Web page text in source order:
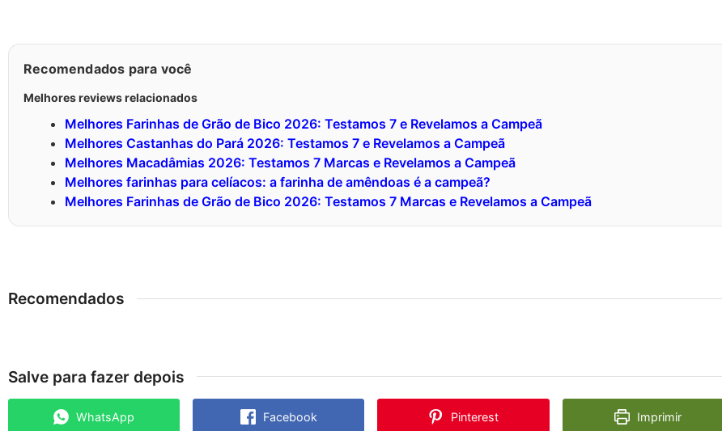
Recomendados para você
Melhores reviews relacionados
Melhores Farinhas de Grão de Bico 2026: Testamos 7 e Revelamos a Campeã
Melhores Castanhas do Pará 2026: Testamos 7 e Revelamos a Campeã
Melhores Macadâmias 2026: Testamos 7 Marcas e Revelamos a Campeã
Melhores farinhas para celíacos: a farinha de amêndoas é a campeã?
Melhores Farinhas de Grão de Bico 2026: Testamos 7 Marcas e Revelamos a Campeã
Recomendados
Salve para fazer depois
WhatsApp Facebook Pinterest Imprimir